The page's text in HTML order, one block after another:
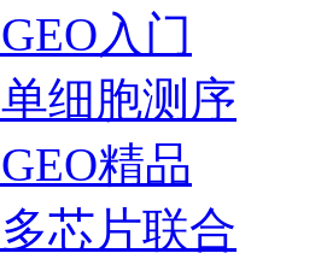
GEO入门
单细胞测序
GEO精品
多芯片联合